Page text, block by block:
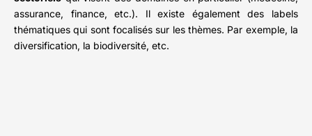
assurance, finance, etc.). Il existe également des labels
thématiques qui sont focalisés sur les thèmes. Par exemple, la
diversification, la biodiversité, etc.